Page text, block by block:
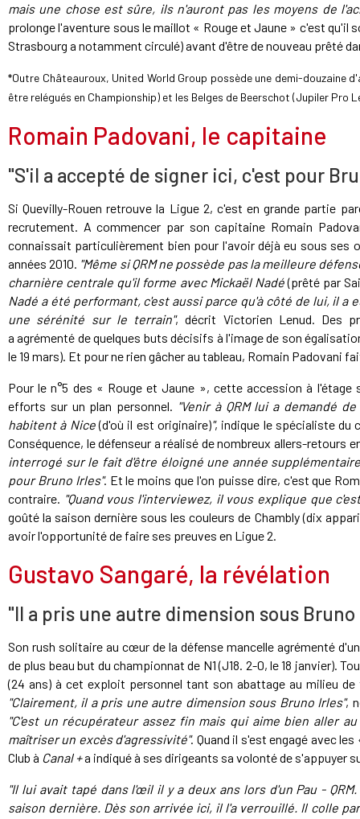
mais une chose est sûre, ils n'auront pas les moyens de
prolonge l'aventure sous le maillot « Rouge et Jaune » c'est qu'il
Strasbourg a notamment circulé) avant d'être de nouveau prêté
*Outre Châteauroux, United World Group possède une demi-douzaine
être relégués en Championship) et les Belges de Beerschot (Jupiler Pro
Romain Padovani, le capitaine
"S'il a accepté de signer ici, c'est pour
Si Quevilly-Rouen retrouve la Ligue 2, c'est en grande partie
recrutement. A commencer par son capitaine Romain
connaissait particulièrement bien pour l'avoir déjà eu sous ses
années 2010. "Même si QRM ne possède pas la meilleure
charnière centrale qu'il forme avec Mickaël Nadé(prêté par
Nadé a été performant, c'est aussi parce qu'à côté de lui, il a
une sérénité sur le terrain", décrit Victorien Lenud. Des
a agrémenté de quelques buts décisifs à l'image de son
le 19 mars). Et pour ne rien gâcher au tableau, Romain Padovani
Pour le n°5 des « Rouge et Jaune », cette accession à
efforts sur un plan personnel. "Venir à QRM lui a demandé
habitent à Nice(d'où il est originaire)", indique le spécialiste du
Conséquence, le défenseur a réalisé de nombreux allers-retours
interrogé sur le fait d'être éloigné une année
pour Bruno Irles". Et le moins que l'on puisse dire, c'est que
contraire. "Quand vous l'interviewez, il vous explique que
goûté la saison dernière sous les couleurs de Chambly (dix
avoir l'opportunité de faire ses preuves en Ligue 2.
Gustavo Sangaré, la révélation
"Il a pris une autre dimension sous Bruno
Son rush solitaire au cœur de la défense mancelle agrémenté
de plus beau but du championnat de N1 (J18. 2-0, le 18 janvier).
(24 ans) à cet exploit personnel tant son abattage au milieu
"Clairement, il a pris une autre dimension sous Bruno Irles",
"C'est un récupérateur assez fin mais qui aime bien aller
maîtriser un excès d'agressivité". Quand il s'est engagé avec
Club à Canal +a indiqué à ses dirigeants sa volonté de s'appuyer
"Il lui avait tapé dans l'œil il y a deux ans lors d'un Pau -
saison dernière. Dès son arrivée ici, il l'a verrouillé. Il colle